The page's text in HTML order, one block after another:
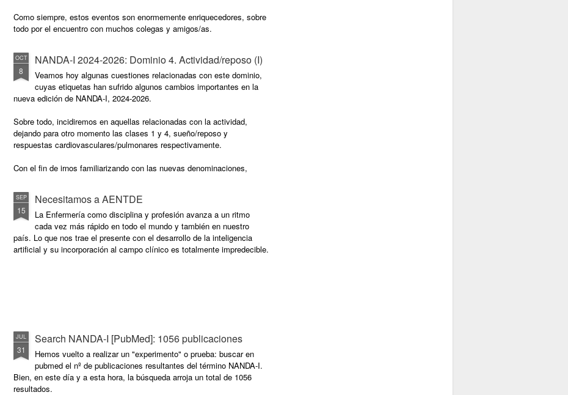
Como siempre, estos eventos son enormemente enriquecedores, sobre
todo por el encuentro con muchos colegas y amigos/as.
OCT
8
NANDA-I 2024-2026: Dominio 4. Actividad/reposo (I)
Veamos hoy algunas cuestiones relacionadas con este dominio,
cuyas etiquetas han sufrido algunos cambios importantes en la
nueva edición de NANDA-I, 2024-2026.
Sobre todo, incidiremos en aquellas relacionadas con la actividad,
dejando para otro momento las clases 1 y 4, sueño/reposo y
respuestas cardiovasculares/pulmonares respectivamente.
Con el fin de irnos familiarizando con las nuevas denominaciones,
y utilidad.
SEP
15
Necesitamos a AENTDE
La Enfermería como disciplina y profesión avanza a un ritmo
cada vez más rápido en todo el mundo y también en nuestro
país. Lo que nos trae el presente con el desarrollo de la inteligencia
artificial y su incorporación al campo clínico es totalmente impredecible.
JUL
31
Search NANDA-I [PubMed]: 1056 publicaciones
Hemos vuelto a realizar un "experimento" o prueba: buscar en
pubmed el nº de publicaciones resultantes del término NANDA-I.
Bien, en este día y a esta hora, la búsqueda arroja un total de 1056
resultados.